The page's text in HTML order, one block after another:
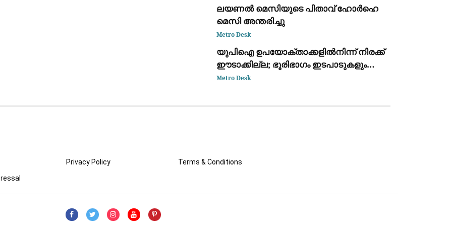
ലയണൽ മെസിയുടെ പിതാവ് ഹോർഹെ
മെസി അന്തരിച്ചു
Metro Desk
യുപിഐ ഉപയോക്താക്കളിൽനിന്ന് നിരക്ക്
ഈടാക്കില്ല; ഭൂരിഭാഗം ഇടപാടുകളും
വ്യാപാരികൾക്കും സൗജന്യമായി
Metro Desk
Privacy Policy
Terms & Conditions